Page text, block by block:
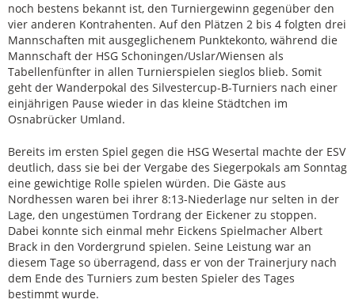
noch bestens bekannt ist, den Turniergewinn gegenüber den
vier anderen Kontrahenten. Auf den Plätzen 2 bis 4 folgten drei
Mannschaften mit ausgeglichenem Punktekonto, während die
Mannschaft der HSG Schoningen/Uslar/Wiensen als
Tabellenfünfter in allen Turnierspielen sieglos blieb. Somit
geht der Wanderpokal des Silvestercup-B-Turniers nach einer
einjährigen Pause wieder in das kleine Städtchen im
Osnabrücker Umland.
Bereits im ersten Spiel gegen die HSG Wesertal machte der ESV
deutlich, dass sie bei der Vergabe des Siegerpokals am Sonntag
eine gewichtige Rolle spielen würden. Die Gäste aus
Nordhessen waren bei ihrer 8:13-Niederlage nur selten in der
Lage, den ungestümen Tordrang der Eickener zu stoppen.
Dabei konnte sich einmal mehr Eickens Spielmacher Albert
Brack in den Vordergrund spielen. Seine Leistung war an
diesem Tage so überragend, dass er von der Trainerjury nach
dem Ende des Turniers zum besten Spieler des Tages
bestimmt wurde.